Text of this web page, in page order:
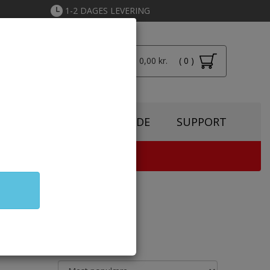
1-2 DAGES LEVERING
Total: 0,00 kr.
( 0 )
TONERGUIDE SUPPORT